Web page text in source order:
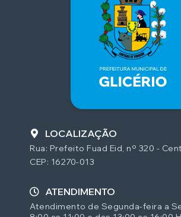
LOCALIZAÇÃO
Rua: Prefeito Fuad Eid, nº 320 -
CEP: 16270-013
ATENDIMENTO
Atendimento de Segunda-feira a